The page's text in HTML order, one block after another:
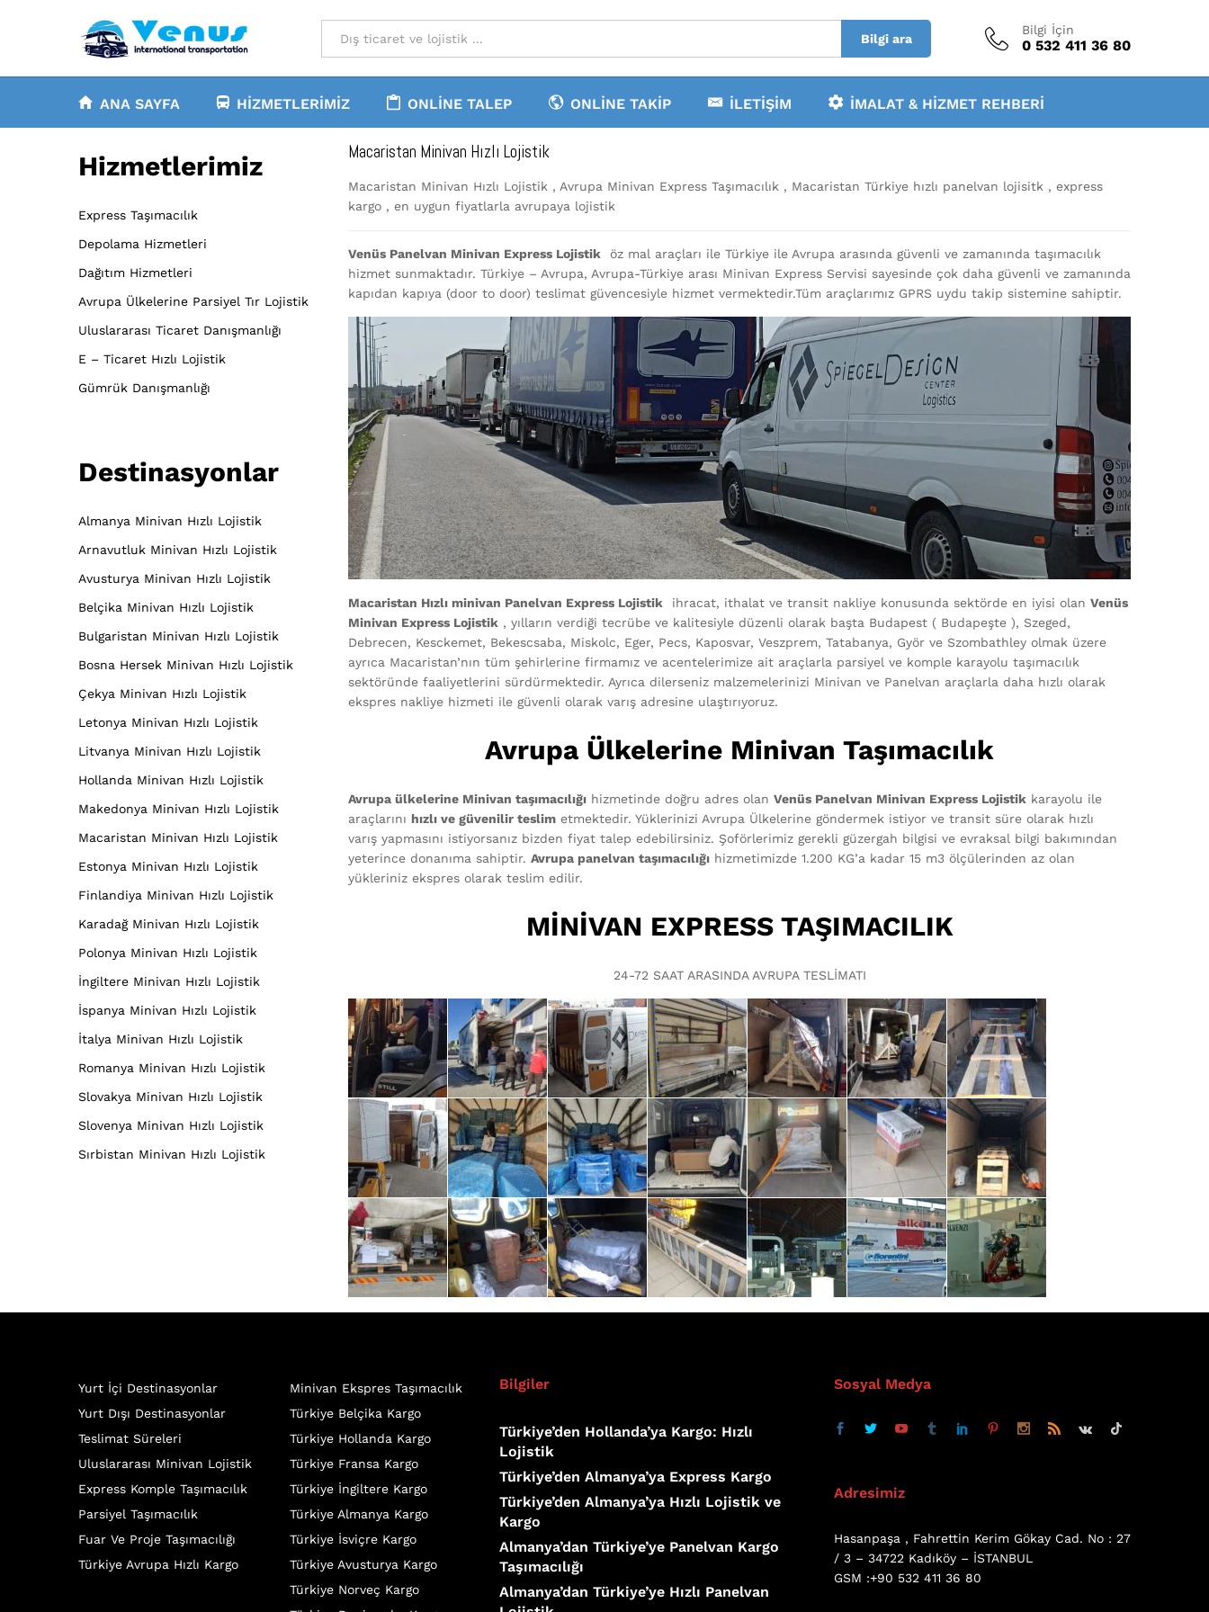
Bilgi ara
Bilgi İçin
0 532 411 36 80
ANA SAYFA HIZMETLERIMIZ ONLINE TALEP ONLINE TAKIP İLETIŞIM İMALAT & HIZMET REHBERI
Hizmetlerimiz
Express Taşımacılık
Depolama Hizmetleri
Dağıtım Hizmetleri
Avrupa Ülkelerine Parsiyel Tır Lojistik
Uluslararası Ticaret Danışmanlığı
E – Ticaret Hızlı Lojistik
Gümrük Danışmanlığı
Destinasyonlar
Almanya Minivan Hızlı Lojistik
Arnavutluk Minivan Hızlı Lojistik
Avusturya Minivan Hızlı Lojistik
Belçika Minivan Hızlı Lojistik
Bulgaristan Minivan Hızlı Lojistik
Bosna Hersek Minivan Hızlı Lojistik
Çekya Minivan Hızlı Lojistik
Letonya Minivan Hızlı Lojistik
Litvanya Minivan Hızlı Lojistik
Hollanda Minivan Hızlı Lojistik
Makedonya Minivan Hızlı Lojistik
Macaristan Minivan Hızlı Lojistik
Estonya Minivan Hızlı Lojistik
Finlandiya Minivan Hızlı Lojistik
Karadağ Minivan Hızlı Lojistik
Polonya Minivan Hızlı Lojistik
İngiltere Minivan Hızlı Lojistik
İspanya Minivan Hızlı Lojistik
İtalya Minivan Hızlı Lojistik
Romanya Minivan Hızlı Lojistik
Slovakya Minivan Hızlı Lojistik
Slovenya Minivan Hızlı Lojistik
Sırbistan Minivan Hızlı Lojistik
Macaristan Minivan Hızlı Lojistik
Macaristan Minivan Hızlı Lojistik , Avrupa Minivan Express Taşımacılık , Macaristan Türkiye hızlı panelvan lojisitk , express
kargo , en uygun fiyatlarla avrupaya lojistik
Venüs Panelvan Minivan Express Lojistik öz mal araçları ile Türkiye ile Avrupa arasında güvenli ve zamanında taşımacılık
hizmet sunmaktadır. Türkiye – Avrupa, Avrupa-Türkiye arası Minivan Express Servisi sayesinde çok daha güvenli ve zamanında
kapıdan kapıya (door to door) teslimat güvencesiyle hizmet vermektedir.Tüm araçlarımız GPRS uydu takip sistemine sahiptir.
Macaristan Hızlı minivan Panelvan Express Lojistik ihracat, ithalat ve transit nakliye konusunda sektörde en iyisi olan Venüs
Minivan Express Lojistik , yılların verdiği tecrübe ve kalitesiyle düzenli olarak başta Budapest ( Budapeşte ), Szeged,
Debrecen, Kesckemet, Bekescsaba, Miskolc, Eger, Pecs, Kaposvar, Veszprem, Tatabanya, Györ ve Szombathley olmak üzere
ayrıca Macaristan’nın tüm şehirlerine firmamız ve acentelerimize ait araçlarla parsiyel ve komple karayolu taşımacılık
sektöründe faaliyetlerini sürdürmektedir. Ayrıca dilerseniz malzemelerinizi Minivan ve Panelvan araçlarla daha hızlı olarak
ekspres nakliye hizmeti ile güvenli olarak varış adresine ulaştırıyoruz.
Avrupa Ülkelerine Minivan Taşımacılık
Avrupa ülkelerine Minivan taşımacılığı hizmetinde doğru adres olan Venüs Panelvan Minivan Express Lojistik karayolu ile
araçlarını hızlı ve güvenilir teslim etmektedir. Yüklerinizi Avrupa Ülkelerine göndermek istiyor ve transit süre olarak hızlı
varış yapmasını istiyorsanız bizden fiyat talep edebilirsiniz. Şoförlerimiz gerekli güzergah bilgisi ve evraksal bilgi bakımından
yeterince donanıma sahiptir. Avrupa panelvan taşımacılığı hizmetimizde 1.200 KG’a kadar 15 m3 ölçülerinden az olan
yükleriniz ekspres olarak teslim edilir.
MİNİVAN EXPRESS TAŞIMACILIK
24-72 SAAT ARASINDA AVRUPA TESLİMATI
Yurt İçi Destinasyonlar
Yurt Dışı Destinasyonlar
Teslimat Süreleri
Uluslararası Minivan Lojistik
Express Komple Taşımacılık
Parsiyel Taşımacılık
Fuar Ve Proje Taşımacılığı
Türkiye Avrupa Hızlı Kargo
Minivan Ekspres Taşımacılık
Türkiye Belçika Kargo
Türkiye Hollanda Kargo
Türkiye Fransa Kargo
Türkiye İngiltere Kargo
Türkiye Almanya Kargo
Türkiye İsviçre Kargo
Türkiye Avusturya Kargo
Türkiye Norveç Kargo
Bilgiler
Türkiye’den Hollanda’ya Kargo: Hızlı
Lojistik
Türkiye’den Almanya’ya Express Kargo
Türkiye’den Almanya’ya Hızlı Lojistik ve
Kargo
Almanya’dan Türkiye’ye Panelvan Kargo
Taşımacılığı
Almanya’dan Türkiye’ye Hızlı Panelvan
Sosyal Medya
Adresimiz
Hasanpaşa , Fahrettin Kerim Gökay Cad. No : 27
/ 3 – 34722 Kadıköy – İSTANBUL
GSM :+90 532 411 36 80